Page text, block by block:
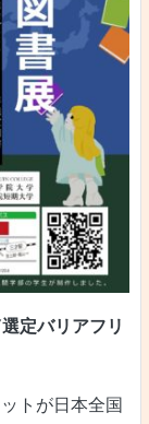
定バリアフリ
トが日本全国